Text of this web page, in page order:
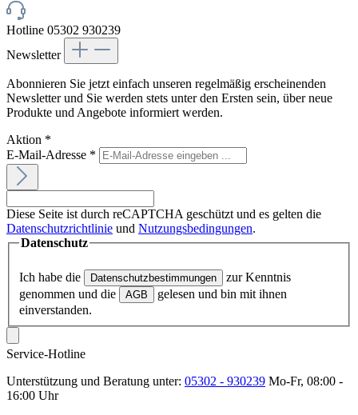
Hotline 05302 930239
Newsletter
Abonnieren Sie jetzt einfach unseren regelmäßig erscheinenden
Newsletter und Sie werden stets unter den Ersten sein, über neue
Produkte und Angebote informiert werden.
Aktion *
E-Mail-Adresse *
Diese Seite ist durch reCAPTCHA geschützt und es gelten die
Datenschutzrichtlinie und Nutzungsbedingungen.
Datenschutz
Ich habe die Datenschutzbestimmungen
zur Kenntnis
genommen und die
AGB
gelesen und bin mit ihnen
einverstanden.
Service-Hotline
Unterstützung und Beratung unter: 05302 - 930239 Mo-Fr, 08:00 -
16:00 Uhr